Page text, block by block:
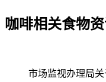
咖啡相关食物
市场监视办理局关